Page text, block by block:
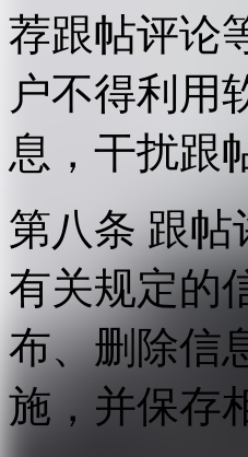
荐跟帖评论
户不得利用
息，干扰跟
第八条 跟
有关规定的
布、删除信
施，并保存